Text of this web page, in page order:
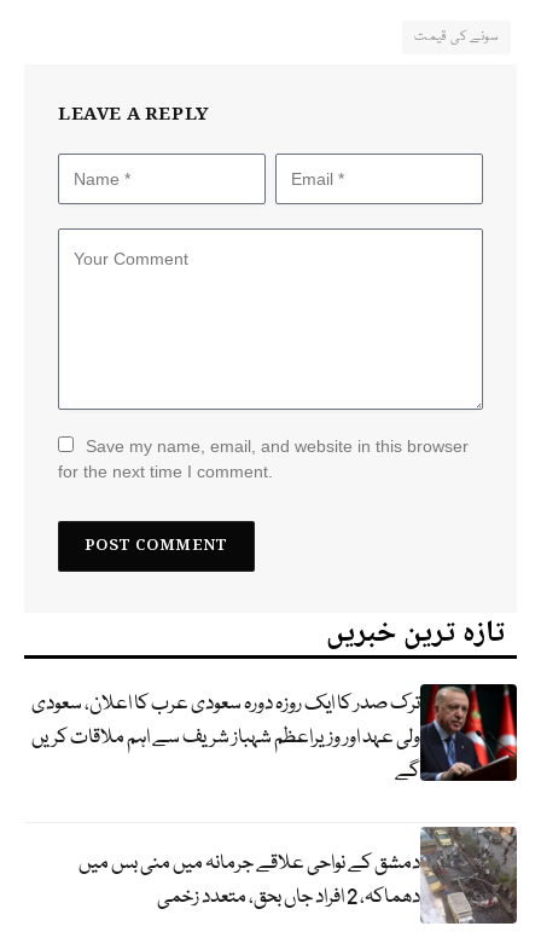
سونے کی قیمت
LEAVE A REPLY
Save my name, email, and website in this browser
for the next time I comment.
تازہ ترین خبریں
ترک صدر کا ایک روزہ دورہ سعودی عرب کا اعلان، سعودی
ولی عہد اور وزیراعظم شہباز شریف سے اہم ملاقات کریں
گے
دمشق کے نواحی علاقے جرمانہ میں منی بس میں
دھماکہ، 2 افراد جاں بحق، متعدد زخمی